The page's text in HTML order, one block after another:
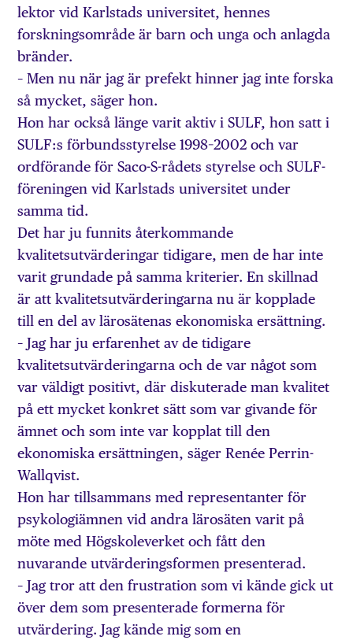
lektor vid Karlstads universitet, hennes
forskningsområde är barn och unga och anlagda
bränder.
– Men nu när jag är prefekt hinner jag inte forska
så mycket, säger hon.
Hon har också länge varit aktiv i SULF, hon satt i
SULF:s förbundsstyrelse 1998–2002 och var
ordförande för Saco-S-rådets styrelse och SULF-
föreningen vid Karlstads universitet under
samma tid.
Det har ju funnits återkommande
kvalitetsutvärderingar tidigare, men de har inte
varit grundade på samma kriterier. En skillnad
är att kvalitetsutvärderingarna nu är kopplade
till en del av lärosätenas ekonomiska ersättning.
– Jag har ju erfarenhet av de tidigare
kvalitetsutvärderingarna och de var något som
var väldigt positivt, där diskuterade man kvalitet
på ett mycket konkret sätt som var givande för
ämnet och som inte var kopplat till den
ekonomiska ersättningen, säger Renée Perrin-
Wallqvist.
Hon har tillsammans med representanter för
psykologiämnen vid andra lärosäten varit på
möte med Högskoleverket och fått den
nuvarande utvärderingsformen presenterad.
– Jag tror att den frustration som vi kände gick ut
över dem som presenterade formerna för
utvärdering. Jag kände mig som en